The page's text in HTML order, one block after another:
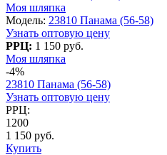
Моя шляпка
Модель: 23810 Панама (56-58)
Узнать оптовую цену
РРЦ: 1 150 руб.
Моя шляпка
-4%
23810 Панама (56-58)
Узнать оптовую цену
РРЦ:
1200
1 150 руб.
Купить